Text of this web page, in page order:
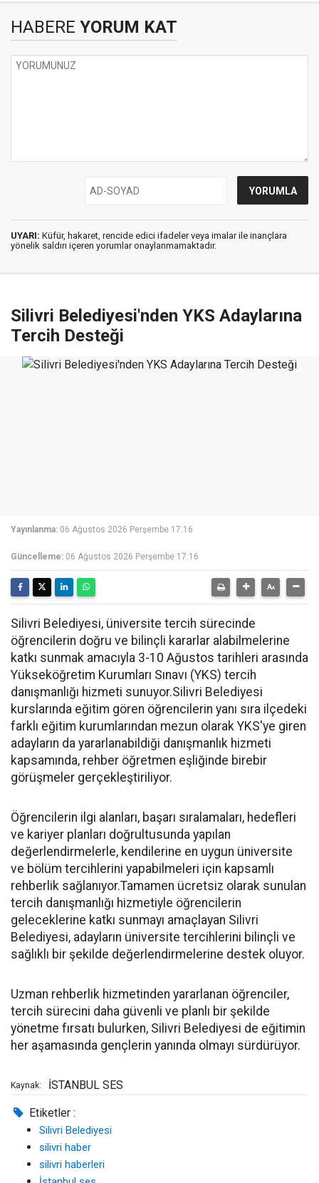
HABERE YORUM KAT
UYARI: Küfür, hakaret, rencide edici ifadeler veya imalar ile inançlara
yönelik saldırı içeren yorumlar onaylanmamaktadır.
Silivri Belediyesi'nden YKS Adaylarına
Tercih Desteği
Yayınlanma: 06 Ağustos 2026 Perşembe 17:16
Güncelleme: 06 Ağustos 2026 Perşembe 17:16
Silivri Belediyesi, üniversite tercih sürecinde
öğrencilerin doğru ve bilinçli kararlar alabilmelerine
katkı sunmak amacıyla 3-10 Ağustos tarihleri arasında
Yükseköğretim Kurumları Sınavı (YKS) tercih
danışmanlığı hizmeti sunuyor.Silivri Belediyesi
kurslarında eğitim gören öğrencilerin yanı sıra ilçedeki
farklı eğitim kurumlarından mezun olarak YKS'ye giren
adayların da yararlanabildiği danışmanlık hizmeti
kapsamında, rehber öğretmen eşliğinde birebir
görüşmeler gerçekleştiriliyor.
Öğrencilerin ilgi alanları, başarı sıralamaları, hedefleri
ve kariyer planları doğrultusunda yapılan
değerlendirmelerle, kendilerine en uygun üniversite
ve bölüm tercihlerini yapabilmeleri için kapsamlı
rehberlik sağlanıyor.Tamamen ücretsiz olarak sunulan
tercih danışmanlığı hizmetiyle öğrencilerin
geleceklerine katkı sunmayı amaçlayan Silivri
Belediyesi, adayların üniversite tercihlerini bilinçli ve
sağlıklı bir şekilde değerlendirmelerine destek oluyor.
Uzman rehberlik hizmetinden yararlanan öğrenciler,
tercih sürecini daha güvenli ve planlı bir şekilde
yönetme fırsatı bulurken, Silivri Belediyesi de eğitimin
her aşamasında gençlerin yanında olmayı sürdürüyor.
Kaynak: İSTANBUL SES
Etiketler :
Silivri Belediyesi
silivri haber
silivri haberleri